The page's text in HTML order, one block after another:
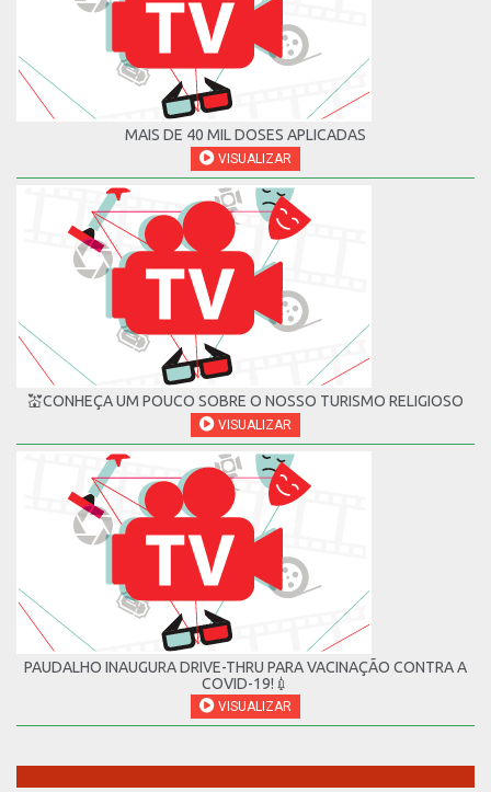
MAIS DE 40 MIL DOSES APLICADAS
VISUALIZAR
💒CONHEÇA UM POUCO SOBRE O NOSSO TURISMO RELIGIOSO
VISUALIZAR
PAUDALHO INAUGURA DRIVE-THRU PARA VACINAÇÃO CONTRA A
COVID-19!💉
VISUALIZAR